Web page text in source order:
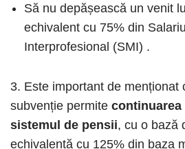
Să nu depășească un venit
echivalent cu 75% din
Interprofesional (SMI) .
3. Este important de menționat
subvenție permite
sistemul de pensii, cu o bază
echivalentă cu 125% din baza